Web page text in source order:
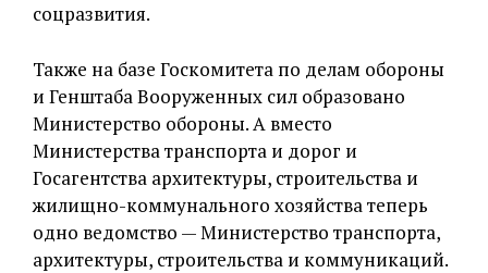
соцразвития.
Также на базе Госкомитета по делам обороны
и Генштаба Вооруженных сил образовано
Министерство обороны. А вместо
Министерства транспорта и дорог и
Госагентства архитектуры, строительства и
жилищно-коммунального хозяйства теперь
одно ведомство — Министерство транспорта,
архитектуры, строительства и коммуникаций.